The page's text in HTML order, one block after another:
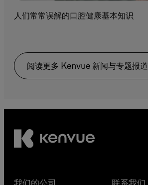
人们常常误解的口腔健康基本知识
阅读更多 Kenvue 新闻与专题报道
我们的公司 联系我们